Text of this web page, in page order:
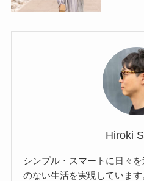
Hiroki
シンプル・スマートに日々
のない生活を実現していま